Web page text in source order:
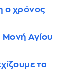
ο χρόνος
Μονή Αγίου
τα